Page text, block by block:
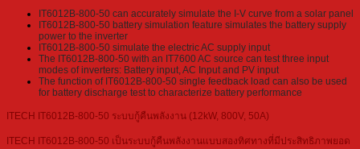
IT6012B-800-50 can accurately simulate the I-V curve from a solar panel
IT6012B-800-50 battery simulation feature simulates the battery supply
power to the inverter
IT6012B-800-50 simulate the electric AC supply input
The IT6012B-800-50 with an IT7600 AC source can test three input
modes of inverters: Battery input, AC Input and PV input
The function of IT6012B-800-50 single feedback load can also be used
for battery discharge test to characterize battery performance
ITECH IT6012B-800-50 ระบบกู้คืนพลังงาน (12kW, 800V, 50A)
ITECH IT6012B-800-50 เป็นระบบกู้คืนพลังงานแบบสองทิศทางที่มีประสิทธิภาพยอด